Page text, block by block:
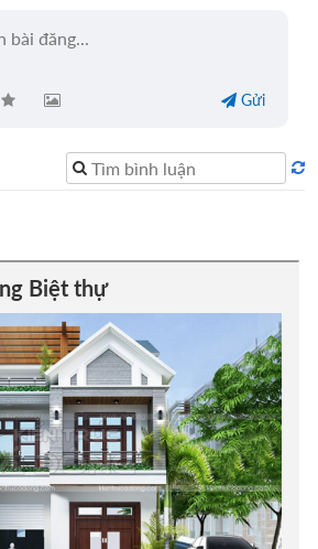
Gửi
Biệt thự